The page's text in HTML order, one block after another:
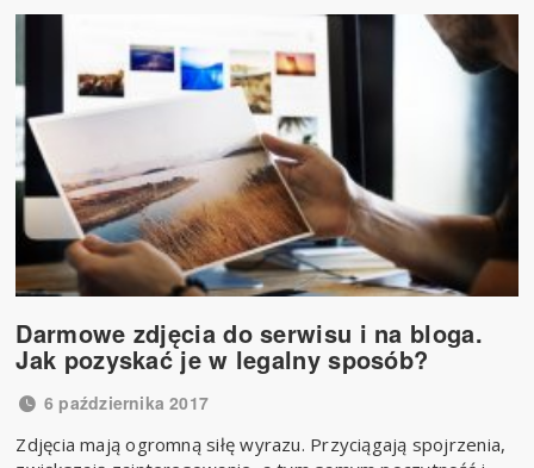
Darmowe zdjęcia do serwisu i na bloga.
Jak pozyskać je w legalny sposób?
6 października 2017
Zdjęcia mają ogromną siłę wyrazu. Przyciągają spojrzenia,